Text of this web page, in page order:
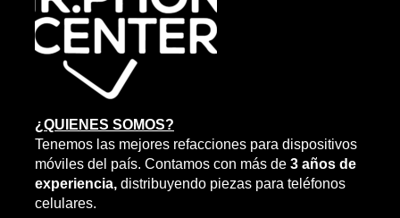
¿QUIENES SOMOS?
Tenemos las mejores refacciones para dispositivos
móviles del país. Contamos con más de 3 años de
experiencia, distribuyendo piezas para teléfonos
celulares.